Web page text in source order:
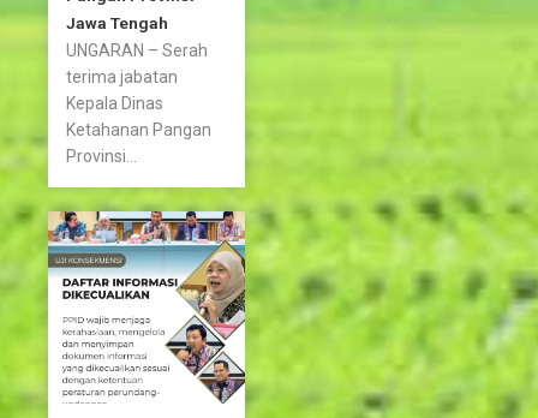
Jawa Tengah
UNGARAN – Serah
terima jabatan
Kepala Dinas
Ketahanan Pangan
Provinsi...